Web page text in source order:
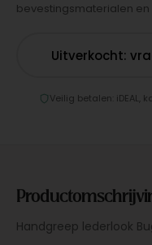
bevestingsmaterialen en
Uitverkocht:
Veilig betalen: iDEAL,
Handgreep lederlook